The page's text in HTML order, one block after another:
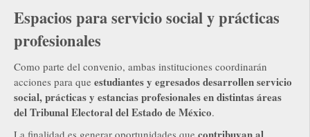
Espacios para servicio social y prácticas
profesionales
Como parte del convenio, ambas instituciones coordinarán
acciones para que estudiantes y egresados desarrollen servicio
social, prácticas y estancias profesionales en distintas áreas
del Tribunal Electoral del Estado de México.
La finalidad es generar oportunidades que contribuyan al